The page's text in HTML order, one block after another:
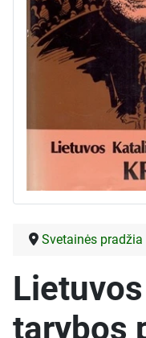
Svetainės pradžia
tarybos